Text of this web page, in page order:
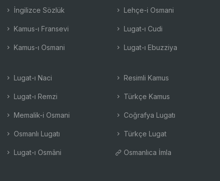
İngilizce Sözlük
Kamus-ı Fransevi
Kamus-ı Osmani
Lehçe-i Osmani
Lugat-ı Cudi
Lugat-ı Ebuzziya
Lugat-ı Naci
Lugat-ı Remzi
Memalik-i Osmani
Osmanlı Lugatı
Lugat-ı Osmâni
Resimli Kamus
Türkçe Kamus
Coğrafya Lugatı
Türkçe Lugat
Osmanlıca İmla